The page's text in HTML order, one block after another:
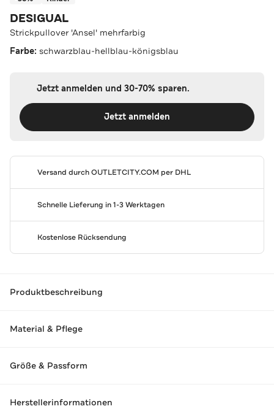
DESIGUAL
Strickpullover 'Ansel' mehrfarbig
Farbe: schwarzblau-hellblau-königsblau
Jetzt anmelden und 30-70% sparen.
Jetzt anmelden
Versand durchOUTLETCITY.COM per DHL
Schnelle Lieferung in 1-3 Werktagen
Kostenlose Rücksendung
Produktbeschreibung
Material & Pflege
Größe & Passform
Herstellerinformationen